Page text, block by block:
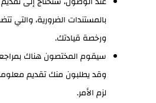
بالمستندات الضرورية، والتي
ورخصة قيادتك.
سيقوم المختصون هناك
وقد يطلبون منك تقديم
لزم الأمر.